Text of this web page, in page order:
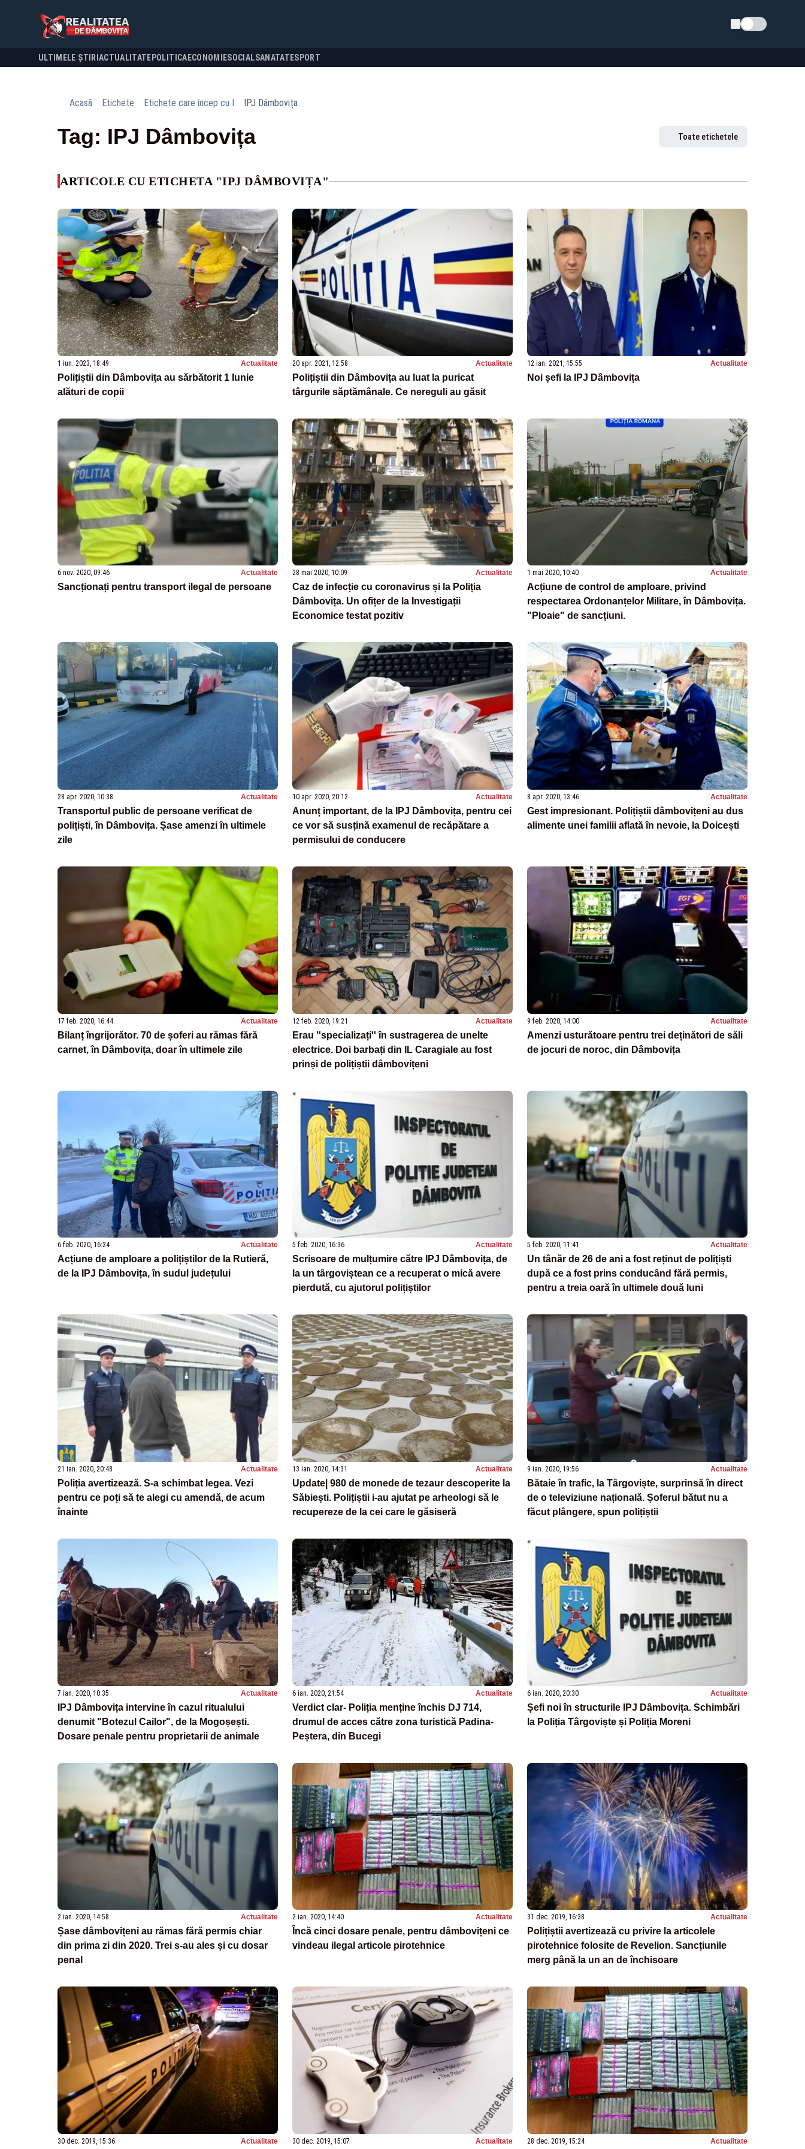
Schimba tema
ULTIMELE ȘTIRI ACTUALITATE POLITICA ECONOMIESOCIALSANATATESPORT
Acasă Etichete Etichete care încep cu I IPJ Dâmbovița
Tag: IPJ Dâmbovița Toate etichetele
ARTICOLE CU ETICHETA "IPJ DÂMBOVIȚA"
1 iun. 2023, 18:49 Actualitate
Polițiștii din Dâmboviţa au sărbătorit 1 Iunie
alături de copii
20 apr. 2021, 12:58 Actualitate
Polițiștii din Dâmbovița au luat la puricat
târgurile săptămânale. Ce nereguli au găsit
12 ian. 2021, 15:55 Actualitate
Noi șefi la IPJ Dâmbovița
6 nov. 2020, 09:46 Actualitate
Sancționați pentru transport ilegal de persoane
28 mai 2020, 10:09 Actualitate
Caz de infecție cu coronavirus și la Poliția
Dâmbovița. Un ofițer de la Investigații
Economice testat pozitiv
1 mai 2020, 10:40 Actualitate
Acțiune de control de amploare, privind
respectarea Ordonanțelor Militare, în Dâmbovița.
"Ploaie" de sancțiuni.
28 apr. 2020, 10:38 Actualitate
Transportul public de persoane verificat de
polițiști, în Dâmbovița. Șase amenzi în ultimele
zile
10 apr. 2020, 20:12 Actualitate
Anunț important, de la IPJ Dâmbovița, pentru cei
ce vor să susțină examenul de recăpătare a
permisului de conducere
8 apr. 2020, 13:46 Actualitate
Gest impresionant. Polițiștii dâmbovițeni au dus
alimente unei familii aflată în nevoie, la Doicești
17 feb. 2020, 16:44 Actualitate
Bilanț îngrijorător. 70 de șoferi au rămas fără
carnet, în Dâmbovița, doar în ultimele zile
12 feb. 2020, 19:21 Actualitate
Erau ''specializați'' în sustragerea de unelte
electrice. Doi barbați din IL Caragiale au fost
prinși de polițiștii dâmbovițeni
9 feb. 2020, 14:00 Actualitate
Amenzi usturătoare pentru trei deținători de săli
de jocuri de noroc, din Dâmbovița
6 feb. 2020, 16:24 Actualitate
Acțiune de amploare a polițiștilor de la Rutieră,
de la IPJ Dâmbovița, în sudul județului
5 feb. 2020, 16:36 Actualitate
Scrisoare de mulțumire către IPJ Dâmbovița, de
la un târgoviștean ce a recuperat o mică avere
pierdută, cu ajutorul polițiștilor
5 feb. 2020, 11:41 Actualitate
Un tânăr de 26 de ani a fost reținut de polițiști
după ce a fost prins conducând fără permis,
pentru a treia oară în ultimele două luni
21 ian. 2020, 20:48 Actualitate
Poliția avertizează. S-a schimbat legea. Vezi
pentru ce poți să te alegi cu amendă, de acum
înainte
13 ian. 2020, 14:31 Actualitate
Update| 980 de monede de tezaur descoperite la
Săbiești. Polițiștii i-au ajutat pe arheologi să le
recupereze de la cei care le găsiseră
9 ian. 2020, 19:56 Actualitate
Bătaie în trafic, la Târgoviște, surprinsă în direct
de o televiziune națională. Șoferul bătut nu a
făcut plângere, spun polițiștii
7 ian. 2020, 10:35 Actualitate
IPJ Dâmbovița intervine în cazul ritualului
denumit "Botezul Cailor", de la Mogoșești.
Dosare penale pentru proprietarii de animale
6 ian. 2020, 21:54 Actualitate
Verdict clar- Poliția menține închis DJ 714,
drumul de acces către zona turistică Padina-
Peștera, din Bucegi
6 ian. 2020, 20:30 Actualitate
Șefi noi în structurile IPJ Dâmbovița. Schimbări
la Poliția Târgoviște și Poliția Moreni
2 ian. 2020, 14:58 Actualitate
Șase dâmbovițeni au rămas fără permis chiar
din prima zi din 2020. Trei s-au ales și cu dosar
penal
2 ian. 2020, 14:40 Actualitate
Încă cinci dosare penale, pentru dâmbovițeni ce
vindeau ilegal articole pirotehnice
31 dec. 2019, 16:38 Actualitate
Polițiștii avertizează cu privire la articolele
pirotehnice folosite de Revelion. Sancțiunile
merg până la un an de închisoare
30 dec. 2019, 15:36 Actualitate 30 dec. 2019, 15:07 Actualitate 28 dec. 2019, 15:24 Actualitate